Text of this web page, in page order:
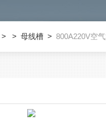
> > 母线槽 > 800A220V空